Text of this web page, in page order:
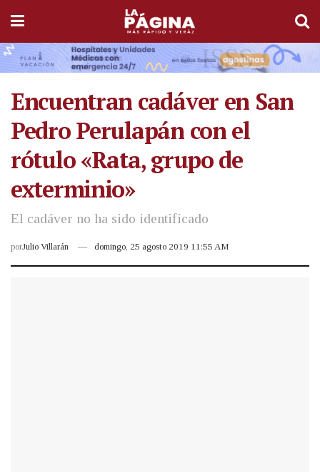
Encuentran cadáver en San
Pedro Perulapán con el
rótulo «Rata, grupo de
exterminio»
El cadáver no ha sido identificado
porJulio Villarán domingo, 25 agosto 2019 11:55 AM